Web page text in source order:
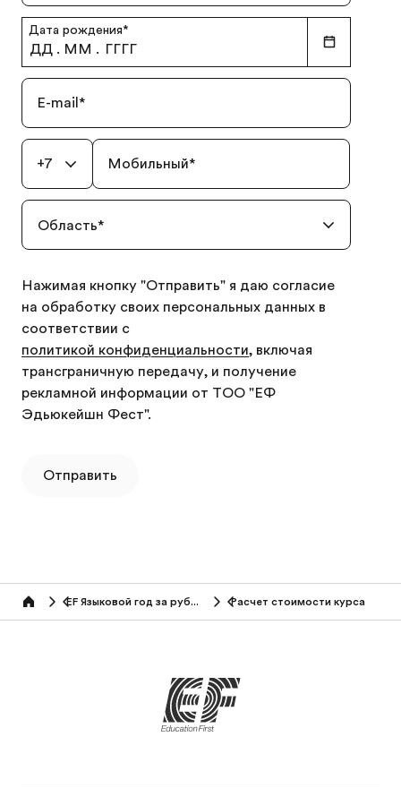
Дата рождения*
ДД . ММ . ГГГГ
E-mail *
+7 Мобильный*
Область*
Нажимая кнопку "Отправить" я даю согласие
на обработку своих персональных данных в
соответствии с
политикой конфиденциальности, включая
трансграничную передачу, и получение
рекламной информации от ТОО "ЕФ
Эдьюкейшн Фест".
Отправить
Home EF Языковой год за рубежом Расчет стоимости курса